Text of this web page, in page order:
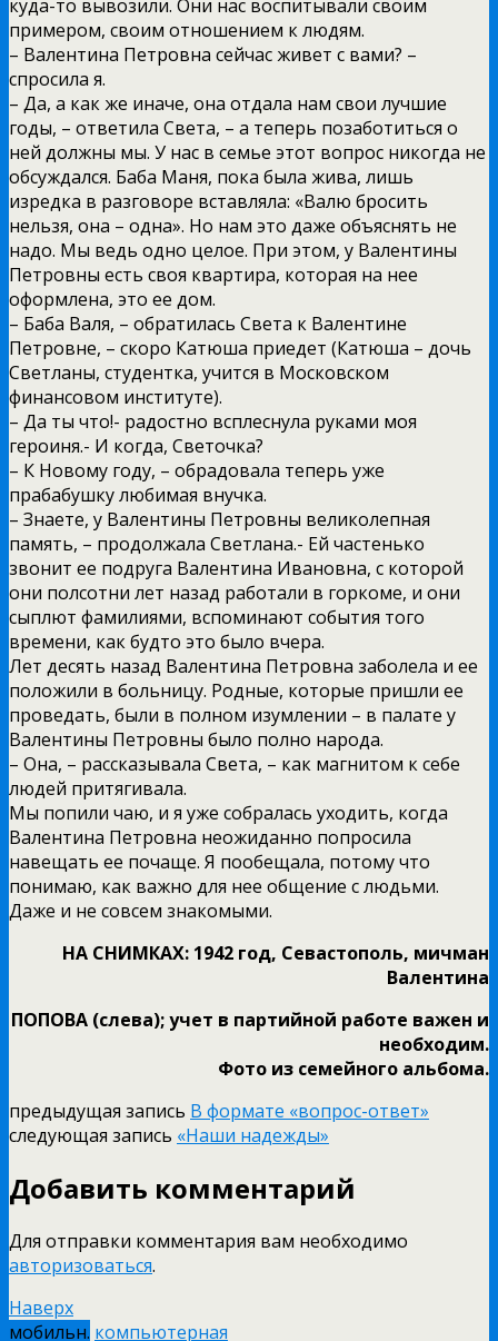
куда-то вывозили. Они нас воспитывали своим
примером, своим отношением к людям.
– Валентина Петровна сейчас живет с вами? –
спросила я.
– Да, а как же иначе, она отдала нам свои лучшие
годы, – ответила Света, – а теперь позаботиться о
ней должны мы. У нас в семье этот вопрос никогда не
обсуждался. Баба Маня, пока была жива, лишь
изредка в разговоре вставляла: «Валю бросить
нельзя, она – одна». Но нам это даже объяснять не
надо. Мы ведь одно целое. При этом, у Валентины
Петровны есть своя квартира, которая на нее
оформлена, это ее дом.
– Баба Валя, – обратилась Света к Валентине
Петровне, – скоро Катюша приедет (Катюша – дочь
Светланы, студентка, учится в Московском
финансовом институте).
– Да ты что!- радостно всплеснула руками моя
героиня.- И когда, Светочка?
– К Новому году, – обрадовала теперь уже
прабабушку любимая внучка.
– Знаете, у Валентины Петровны великолепная
память, – продолжала Светлана.- Ей частенько
звонит ее подруга Валентина Ивановна, с которой
они полсотни лет назад работали в горкоме, и они
сыплют фамилиями, вспоминают события того
времени, как будто это было вчера.
Лет десять назад Валентина Петровна заболела и ее
положили в больницу. Родные, которые пришли ее
проведать, были в полном изумлении – в палате у
Валентины Петровны было полно народа.
– Она, – рассказывала Света, – как магнитом к себе
людей притягивала.
Мы попили чаю, и я уже собралась уходить, когда
Валентина Петровна неожиданно попросила
навещать ее почаще. Я пообещала, потому что
понимаю, как важно для нее общение с людьми.
Даже и не совсем знакомыми.
НА СНИМКАХ: 1942 год, Севастополь, мичман
Валентина
ПОПОВА (слева); учет в партийной работе важен и
необходим.
Фото из семейного альбома.
предыдущая запись В формате «вопрос-ответ»
следующая запись «Наши надежды»
Добавить комментарий
Для отправки комментария вам необходимо
авторизоваться.
Наверх
мобильн. компьютерная